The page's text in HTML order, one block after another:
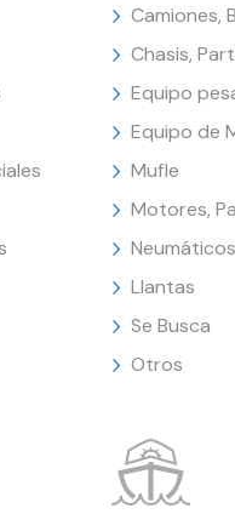
Camiones,
Chasis,
Equipo
Equipo de
Mufle
Motores,
Neumáticos
Llantas
Se Busca
Otros